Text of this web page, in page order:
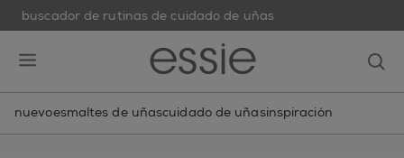
buscador de rutinas de cuidado de uñas
nuevoesmaltes de uñascuidado de uñasinspiración